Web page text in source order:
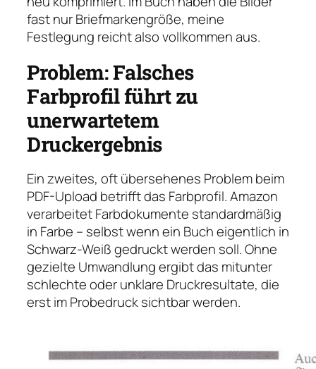
fast nur Briefmarkengröße, meine
Festlegung reicht also vollkommen aus.
Problem: Falsches
Farbprofil führt zu
unerwartetem
Druckergebnis
Ein zweites, oft übersehenes Problem beim
PDF-Upload betrifft das Farbprofil. Amazon
verarbeitet Farbdokumente standardmäßig
in Farbe – selbst wenn ein Buch eigentlich in
Schwarz-Weiß gedruckt werden soll. Ohne
gezielte Umwandlung ergibt das mitunter
schlechte oder unklare Druckresultate, die
erst im Probedruck sichtbar werden.